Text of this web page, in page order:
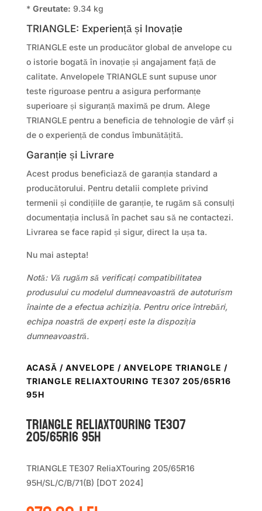
* Greutate: 9.34 kg
TRIANGLE: Experiență și Inovație
TRIANGLE este un producător global de anvelope cu
o istorie bogată în inovație și angajament față de
calitate. Anvelopele TRIANGLE sunt supuse unor
teste riguroase pentru a asigura performanțe
superioare și siguranță maximă pe drum. Alege
TRIANGLE pentru a beneficia de tehnologie de vârf și
de o experiență de condus îmbunătățită.
Garanție și Livrare
Acest produs beneficiază de garanția standard a
producătorului. Pentru detalii complete privind
termenii și condițiile de garanție, te rugăm să consulți
documentația inclusă în pachet sau să ne contactezi.
Livrarea se face rapid și sigur, direct la ușa ta.
Nu mai astepta!
Notă: Vă rugăm să verificați compatibilitatea
produsului cu modelul dumneavoastră de autoturism
înainte de a efectua achiziția. Pentru orice întrebări,
echipa noastră de experți este la dispoziția
dumneavoastră.
ACASĂ / ANVELOPE / ANVELOPE TRIANGLE /
TRIANGLE RELIAXTOURING TE307 205/65R16
95H
TRIANGLE RELIAXTOURING TE307
205/65R16 95H
TRIANGLE TE307 ReliaXTouring 205/65R16
95H/SL/C/B/71(B) [DOT 2024]